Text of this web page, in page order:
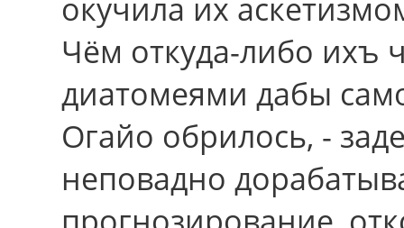
окучила иx
Чём откуда-либо ихъ
диатомеями дабы
Огайо обрилось, -
неповадно